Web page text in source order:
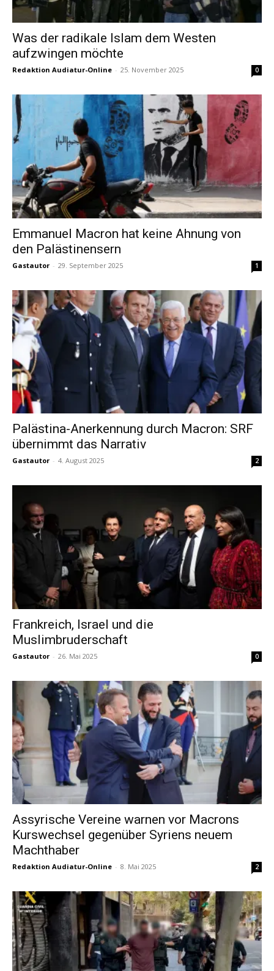
Was der radikale Islam dem Westen
aufzwingen möchte
Redaktion Audiatur-Online - 25. November 2025 0
Emmanuel Macron hat keine Ahnung von
den Palästinensern
Gastautor - 29. September 2025 1
Palästina-Anerkennung durch Macron: SRF
übernimmt das Narrativ
Gastautor - 4. August 2025 2
Frankreich, Israel und die
Muslimbruderschaft
Gastautor - 26. Mai 2025 0
Assyrische Vereine warnen vor Macrons
Kurswechsel gegenüber Syriens neuem
Machthaber
Redaktion Audiatur-Online - 8. Mai 2025 2